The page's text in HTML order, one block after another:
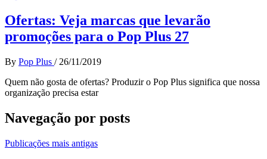
Ofertas: Veja marcas que levarão
promoções para o Pop Plus 27
By Pop Plus / 26/11/2019
Quem não gosta de ofertas? Produzir o Pop Plus significa que nossa
organização precisa estar
Navegação por posts
Publicações mais antigas